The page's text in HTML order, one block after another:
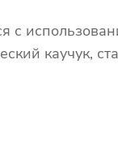
каучук,